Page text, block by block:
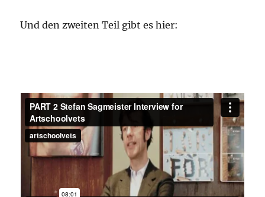
Und den zweiten Teil gibt es hier: